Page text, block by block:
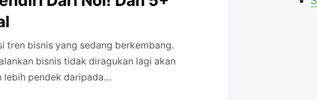
tren bisnis yang sedang berkembang.
bisnis tidak diragukan lagi akan
lebih pendek daripada…